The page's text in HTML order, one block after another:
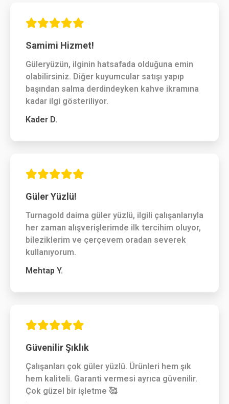
Samimi Hizmet!
Güleryüzün, ilginin hatsafada olduğuna emin
olabilirsiniz. Diğer kuyumcular satışı yapıp
başından salma derdindeyken kahve ikramına
kadar ilgi gösteriliyor.
Kader D.
Güler Yüzlü!
Turnagold daima güler yüzlü, ilgili çalışanlarıyla
her zaman alışverişlerimde ilk tercihim oluyor,
bileziklerim ve çerçevem oradan severek
kullanıyorum.
Mehtap Y.
Güvenilir Şıklık
Çalışanları çok güler yüzlü. Ürünleri hem şık
hem kaliteli. Garanti vermesi ayrıca güvenilir.
Çok güzel bir işletme 🥰